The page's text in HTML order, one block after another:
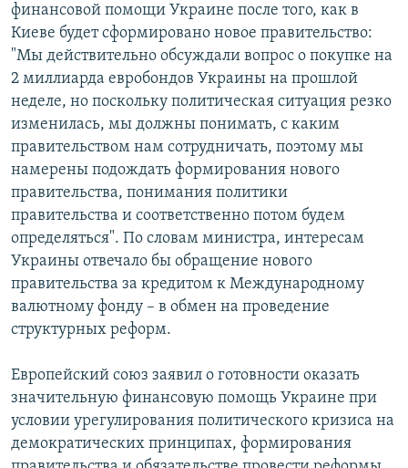
финансовой помощи Украине после того, как в
Киеве будет сформировано новое правительство:
"Мы действительно обсуждали вопрос о покупке на
2 миллиарда евробондов Украины на прошлой
неделе, но поскольку политическая ситуация резко
изменилась, мы должны понимать, с каким
правительством нам сотрудничать, поэтому мы
намерены подождать формирования нового
правительства, понимания политики
правительства и соответственно потом будем
определяться". По словам министра, интересам
Украины отвечало бы обращение нового
правительства за кредитом к Международному
валютному фонду – в обмен на проведение
структурных реформ.
Европейский союз заявил о готовности оказать
значительную финансовую помощь Украине при
условии урегулирования политического кризиса на
демократических принципах, формирования